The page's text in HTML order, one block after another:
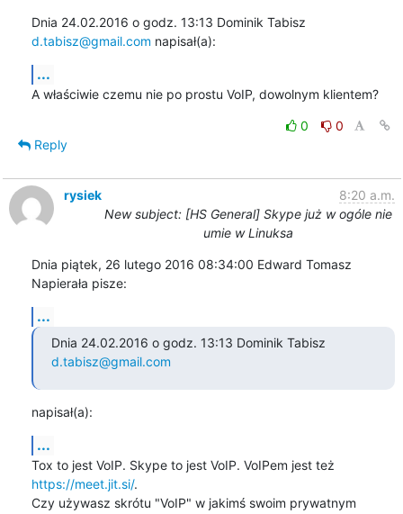
d.tabisz@gmail.com napisał(a):
...
A właściwie czemu nie po prostu VoIP, dowolnym klientem?
0
0
Reply
rysiek
8:20 a.m.
New subject: [HS General] Skype już w ogóle nie
umie w Linuksa
Dnia piątek, 26 lutego 2016 08:34:00 Edward Tomasz
Napierała pisze:
...
d.tabisz@gmail.com
napisał(a):
...
https://meet.jit.si/.
Czy używasz skrótu "VoIP" w jakimś swoim prywatnym